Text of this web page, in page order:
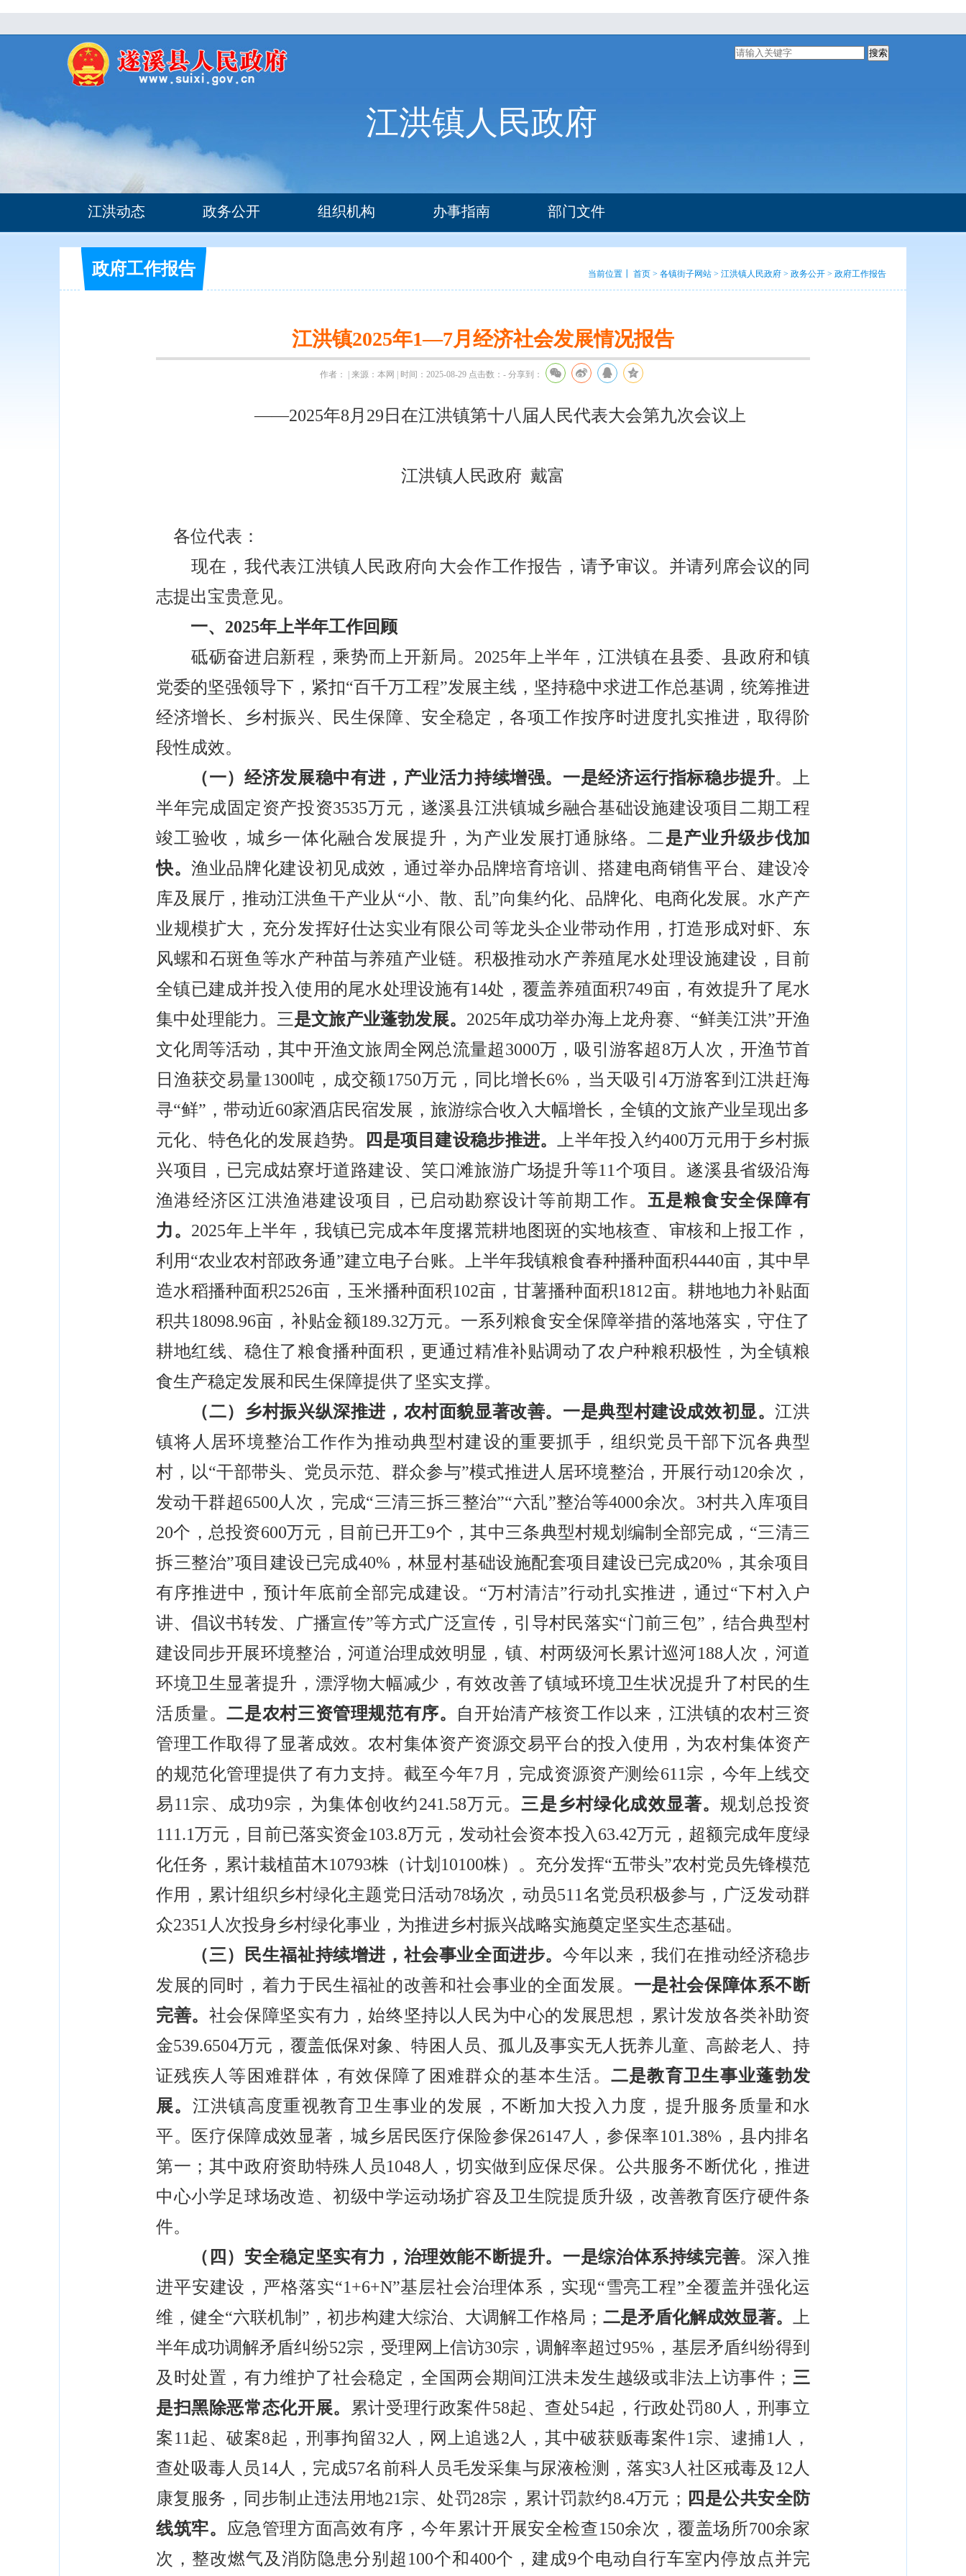
搜索
江洪镇人民政府
江洪动态 政务公开 组织机构 办事指南 部门文件
政府工作报告 当前位置┃ 首页 > 各镇街子网站 > 江洪镇人民政府 > 政务公开 > 政府工作报告
江洪镇2025年1—7月经济社会发展情况报告
作者： | 来源：本网 | 时间：2025-08-29 点击数： - 分享到：
——2025年8月29日在江洪镇第十八届人民代表大会第九次会议上
江洪镇人民政府 戴富
各位代表：
现在，我代表江洪镇人民政府向大会作工作报告，请予审议。并请列席会议的同
志提出宝贵意见。
一、2025年上半年工作回顾
砥砺奋进启新程，乘势而上开新局。2025年上半年，江洪镇在县委、县政府和镇
党委的坚强领导下，紧扣“百千万工程”发展主线，坚持稳中求进工作总基调，统筹推进
经济增长、乡村振兴、民生保障、安全稳定，各项工作按序时进度扎实推进，取得阶
段性成效。
（一）经济发展稳中有进，产业活力持续增强。 一是经济运行指标稳步提升。上
半年完成固定资产投资3535万元，遂溪县江洪镇城乡融合基础设施建设项目二期工程
竣工验收，城乡一体化融合发展提升，为产业发展打通脉络。二是产业升级步伐加
快。渔业品牌化建设初见成效，通过举办品牌培育培训、搭建电商销售平台、建设冷
库及展厅，推动江洪鱼干产业从“小、散、乱”向集约化、品牌化、电商化发展。水产产
业规模扩大，充分发挥好仕达实业有限公司等龙头企业带动作用，打造形成对虾、东
风螺和石斑鱼等水产种苗与养殖产业链。积极推动水产养殖尾水处理设施建设，目前
全镇已建成并投入使用的尾水处理设施有14处，覆盖养殖面积749亩，有效提升了尾水
集中处理能力。三是文旅产业蓬勃发展。 2025年成功举办海上龙舟赛、“鲜美江洪”开渔
文化周等活动，其中开渔文旅周全网总流量超3000万，吸引游客超8万人次，开渔节首
日渔获交易量1300吨，成交额1750万元，同比增长6%，当天吸引4万游客到江洪赶海
寻“鲜”，带动近60家酒店民宿发展，旅游综合收入大幅增长，全镇的文旅产业呈现出多
元化、特色化的发展趋势。
四是项目建设稳步推进。
上半年投入约400万元用于乡村振
兴项目，已完成姑寮圩道路建设、笑口滩旅游广场提升等11个项目。遂溪县省级沿海
渔港经济区江洪渔港建设项目，已启动勘察设计等前期工作。 五是粮食安全保障有
力。 2025年上半年，我镇已完成本年度撂荒耕地图斑的实地核查、审核和上报工作，
利用“农业农村部政务通”建立电子台账。上半年我镇粮食春种播种面积4440亩，其中早
造水稻播种面积2526亩，玉米播种面积102亩，甘薯播种面积1812亩。耕地地力补贴面
积共18098.96亩，补贴金额189.32万元。一系列粮食安全保障举措的落地落实，守住了
耕地红线、稳住了粮食播种面积，更通过精准补贴调动了农户种粮积极性，为全镇粮
食生产稳定发展和民生保障提供了坚实支撑。
（二）乡村振兴纵深推进，农村面貌显著改善。 一是典型村建设成效初显。江洪
镇将人居环境整治工作作为推动典型村建设的重要抓手，组织党员干部下沉各典型
村，以“干部带头、党员示范、群众参与”模式推进人居环境整治，开展行动120余次，
发动干群超6500人次，完成“三清三拆三整治”“六乱”整治等4000余次。3村共入库项目
20个，总投资600万元，目前已开工9个，其中三条典型村规划编制全部完成，“三清三
拆三整治”项目建设已完成40%，林显村基础设施配套项目建设已完成20%，其余项目
有序推进中，预计年底前全部完成建设。“万村清洁”行动扎实推进，通过“下村入户
讲、倡议书转发、广播宣传”等方式广泛宣传，引导村民落实“门前三包”，结合典型村
建设同步开展环境整治，河道治理成效明显，镇、村两级河长累计巡河188人次，河道
环境卫生显著提升，漂浮物大幅减少，有效改善了镇域环境卫生状况提升了村民的生
活质量。二是农村三资管理规范有序。 自开始清产核资工作以来，江洪镇的农村三资
管理工作取得了显著成效。农村集体资产资源交易平台的投入使用，为农村集体资产
的规范化管理提供了有力支持。截至今年7月，完成资源资产测绘611宗，今年上线交
易11宗、成功9宗，为集体创收约241.58万元。三是乡村绿化成效显著。规划总投资
111.1万元，目前已落实资金103.8万元，发动社会资本投入63.42万元，超额完成年度绿
化任务，累计栽植苗木10793株（计划10100株）。充分发挥“五带头”农村党员先锋模范
作用，累计组织乡村绿化主题党日活动78场次，动员511名党员积极参与，广泛发动群
众2351人次投身乡村绿化事业，为推进乡村振兴战略实施奠定坚实生态基础。
（三）民生福祉持续增进，社会事业全面进步。今年以来，我们在推动经济稳步
发展的同时，着力于民生福祉的改善和社会事业的全面发展。 一是社会保障体系不断
完善。 社会保障坚实有力，始终坚持以人民为中心的发展思想，累计发放各类补助资
金539.6504万元，覆盖低保对象、特困人员、孤儿及事实无人抚养儿童、高龄老人、持
证残疾人等困难群体，有效保障了困难群众的基本生活。 二是教育卫生事业蓬勃发
展。 江洪镇高度重视教育卫生事业的发展，不断加大投入力度，提升服务质量和水
平。医疗保障成效显著，城乡居民医疗保险参保26147人，参保率101.38%，县内排名
第一；其中政府资助特殊人员1048人，切实做到应保尽保。公共服务不断优化，推进
中心小学足球场改造、初级中学运动场扩容及卫生院提质升级，改善教育医疗硬件条
件。
（四）安全稳定坚实有力，治理效能不断提升。 一是综治体系持续完善。深入推
进平安建设，严格落实“1+6+N”基层社会治理体系，实现“雪亮工程”全覆盖并强化运
维，健全“六联机制”，初步构建大综治、大调解工作格局； 二是矛盾化解成效显著。
上
半年成功调解矛盾纠纷52宗，受理网上信访30宗，调解率超过95%，基层矛盾纠纷得到
及时处置，有力维护了社会稳定，全国两会期间江洪未发生越级或非法上访事件； 三
是扫黑除恶常态化开展。
累计受理行政案件58起、查处54起，行政处罚80人，刑事立
案11起、破案8起，刑事拘留32人，网上追逃2人，其中破获贩毒案件1宗、逮捕1人，
查处吸毒人员14人，完成57名前科人员毛发采集与尿液检测，落实3人社区戒毒及12人
康复服务，同步制止违法用地21宗、处罚28宗，累计罚款约8.4万元； 四是公共安全防
线筑牢。 应急管理方面高效有序，今年累计开展安全检查150余次，覆盖场所700余家
次，整改燃气及消防隐患分别超100个和400个，建成9个电动自行车室内停放点并完